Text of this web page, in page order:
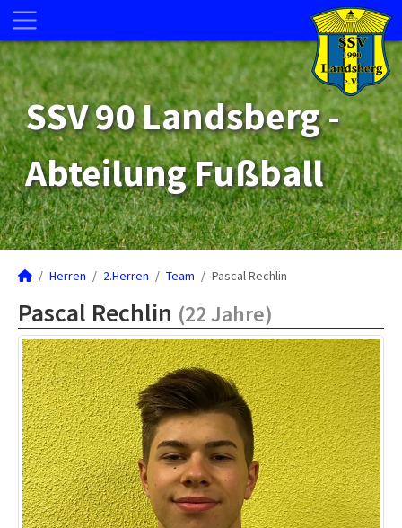
SSV 90 Landsberg -
Abteilung Fußball
Herren 2.Herren Team Pascal Rechlin
Pascal Rechlin (22 Jahre)